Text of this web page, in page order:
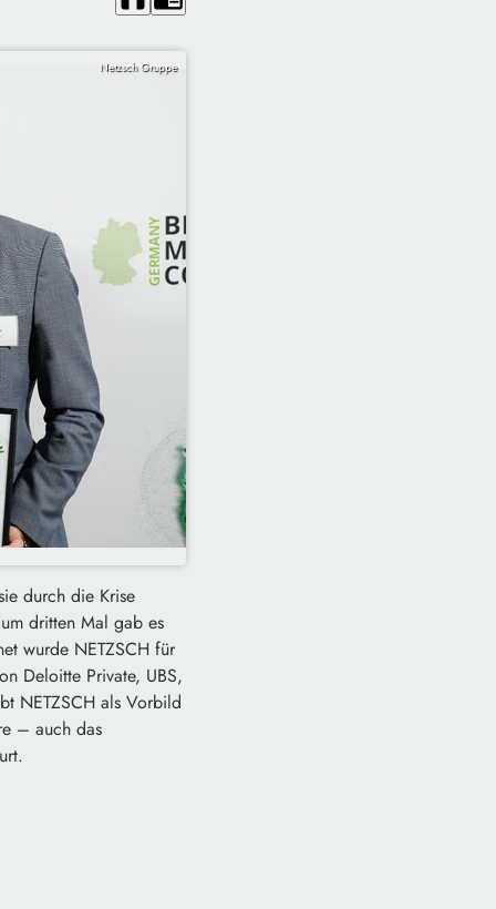
Netzsch Gruppe
durch die Krise
dritten Mal gab es
wurde NETZSCH für
Deloitte Private, UBS,
NETZSCH als Vorbild
– auch das